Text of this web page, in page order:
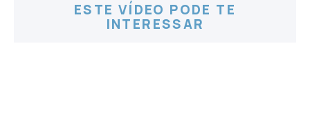
ESTE VÍDEO PODE TE
INTERESSAR